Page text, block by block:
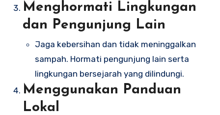
Menghormati Lingkungan
dan Pengunjung Lain
Jaga kebersihan dan tidak meninggalkan
sampah. Hormati pengunjung lain serta
lingkungan bersejarah yang dilindungi.
Menggunakan Panduan
Lokal